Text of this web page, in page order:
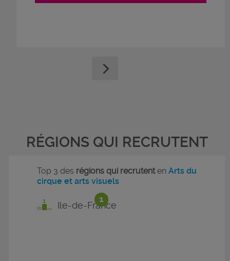
RÉGIONS QUI RECRUTENT
1
Top 3 des régions qui recrutentenArts du
cirque et arts visuels
Ile-de-France